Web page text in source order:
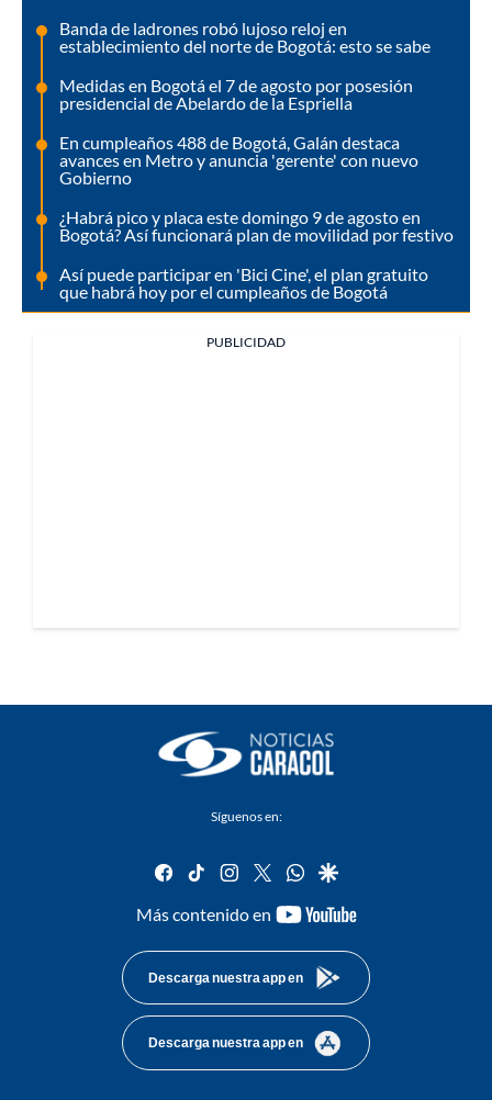
Banda de ladrones robó lujoso reloj en
establecimiento del norte de Bogotá: esto se sabe
Medidas en Bogotá el 7 de agosto por posesión
presidencial de Abelardo de la Espriella
En cumpleaños 488 de Bogotá, Galán destaca
avances en Metro y anuncia 'gerente' con nuevo
Gobierno
¿Habrá pico y placa este domingo 9 de agosto en
Bogotá? Así funcionará plan de movilidad por festivo
Así puede participar en 'Bici Cine', el plan gratuito
que habrá hoy por el cumpleaños de Bogotá
PUBLICIDAD
Síguenos en:
facebook
tiktok instagram
twitterwhatsapp
google
Más contenido en
youtube-
Descarga nuestra app en
Descarga nuestra app en